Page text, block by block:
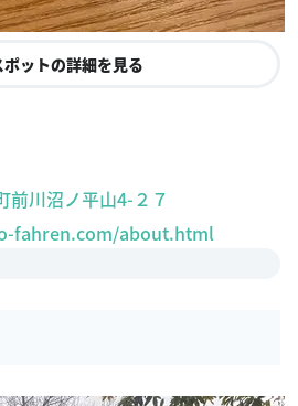
ポットの詳細を見る
前川沼ノ平山4-２７
fahren.com/about.html